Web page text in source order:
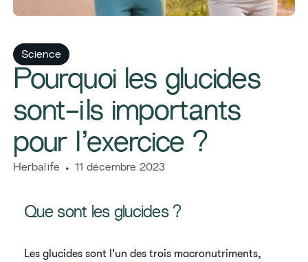
Science
​​Pourquoi les glucides
sont-ils importants
pour l’exercice ?​
Herbalife 11 décembre 2023
​​Que sont les glucides ?
​Les glucides sont l'un des trois macronutriments,